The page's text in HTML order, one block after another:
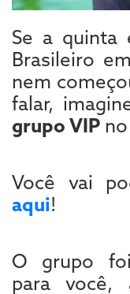
Se a quinta
Brasileiro
nem
falar,
grupo VIP
Você vai
aqui!
O grupo
para você,